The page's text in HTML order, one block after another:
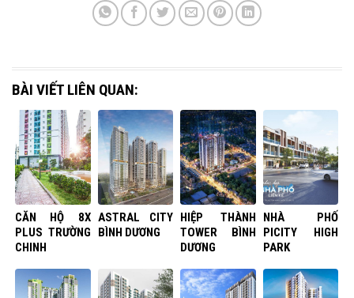
BÀI VIẾT LIÊN QUAN:
CĂN HỘ 8X
PLUS TRƯỜNG
CHINH
ASTRAL CITY
BÌNH DƯƠNG
HIỆP THÀNH
TOWER BÌNH
DƯƠNG
NHÀ PHỐ
PICITY HIGH
PARK